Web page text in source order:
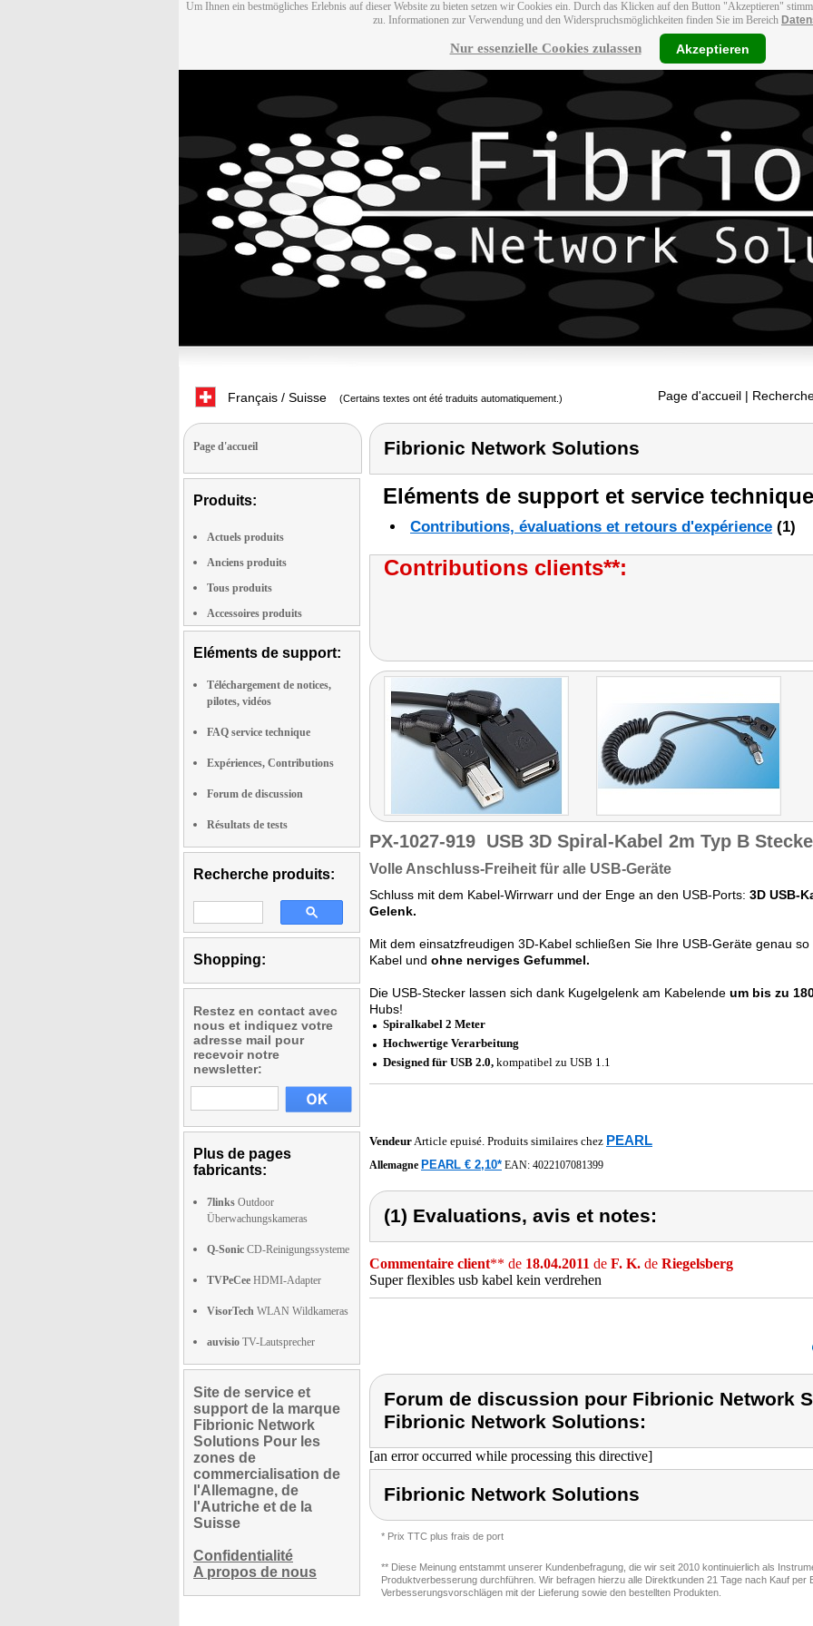
Um Ihnen ein bestmögliches Erlebnis auf dieser Website zu bieten setzen wir Cookies ein. Durch das Klicken auf den Button "Akzeptieren"
zu. Informationen zur Verwendung und den Widerspruchsmöglichkeiten finden Sie im Bereich
Nur essenzielle Cookies zulassen Akzeptieren
Français / Suisse (Certains textes ont été traduits automatiquement.) Page d'accueil |
Page d'accueil
Produits:
Actuels produits
Anciens produits
Tous produits
Accessoires produits
Eléments de support:
Téléchargement de notices,
pilotes, vidéos
FAQ service technique
Expériences, Contributions
Forum de discussion
Résultats de tests
Recherche produits:
Shopping:
Restez en contact avec
nous et indiquez votre
adresse mail pour
recevoir notre
newsletter:
Plus de pages
fabricants:
7links Outdoor
Überwachungskameras
Q-Sonic CD-Reinigungssysteme
TVPeCee HDMI-Adapter
VisorTech WLAN Wildkameras
auvisio TV-Lautsprecher
Site de service et
support de la marque
Fibrionic Network
Solutions Pour les
zones de
commercialisation de
l'Allemagne, de
l'Autriche et de la
Suisse
Confidentialité
A propos de nous
Fibrionic Network Solutions
Eléments de support et service
Contributions, évaluations et retours d'expérience (1)
Contributions clients**:
PX-1027-919 USB 3D Spiral-Kabel 2m Typ B
Volle Anschluss-Freiheit für alle USB-Geräte
Schluss mit dem Kabel-Wirrwarr und der Enge an den USB-Ports: 3D USB-
Gelenk.
Mit dem einsatzfreudigen 3D-Kabel schließen Sie Ihre USB-Geräte genau
Kabel und ohne nerviges Gefummel.
Die USB-Stecker lassen sich dank Kugelgelenk am Kabelende um bis zu
Hubs!
Spiralkabel 2 Meter
Hochwertige Verarbeitung
Designed für USB 2.0, kompatibel zu USB 1.1
VendeurArticle epuisé. Produits similaires chez PEARL
Allemagne PEARL € 2,10* EAN: 4022107081399
(1) Evaluations, avis et notes:
Commentaire client** de 18.04.2011 de F. K. de Riegelsberg
Super flexibles usb kabel kein verdrehen
Forum de discussion pour Fibrionic Network
Fibrionic Network Solutions:
[an error occurred while processing this directive]
Fibrionic Network Solutions
* Prix TTC plus frais de port
** Diese Meinung entstammt unserer Kundenbefragung, die wir seit 2010 kontinuierlich als
Produktverbesserung durchführen. Wir befragen hierzu alle Direktkunden 21 Tage nach Kauf per
Verbesserungsvorschlägen mit der Lieferung sowie den bestellten Produkten.